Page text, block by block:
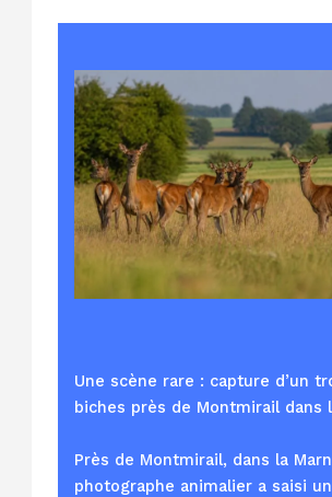
Une scène rare : capture d’un
biches près de Montmirail dans
Près de Montmirail, dans la
photographe animalier a saisi